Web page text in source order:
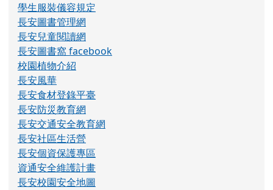
學生服裝儀容規定
長安圖書管理網
長安兒童閱讀網
長安圖書窩 facebook
校園植物介紹
長安風華
長安食材登錄平臺
長安防災教育網
長安交通安全教育網
長安社區生活營
長安個資保護專區
資通安全維護計畫
長安校園安全地圖